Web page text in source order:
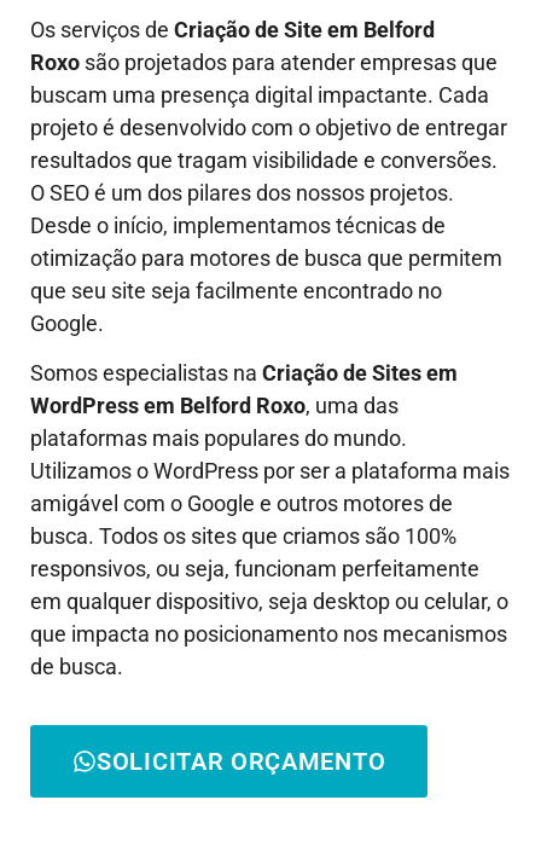
Os serviços de Criação de Site em Belford
Roxo são projetados para atender empresas que
buscam uma presença digital impactante. Cada
projeto é desenvolvido com o objetivo de entregar
resultados que tragam visibilidade e conversões.
O SEO é um dos pilares dos nossos projetos.
Desde o início, implementamos técnicas de
otimização para motores de busca que permitem
que seu site seja facilmente encontrado no
Google.
Somos especialistas na Criação de Sites em
WordPress em Belford Roxo, uma das
plataformas mais populares do mundo.
Utilizamos o WordPress por ser a plataforma mais
amigável com o Google e outros motores de
busca. Todos os sites que criamos são 100%
responsivos, ou seja, funcionam perfeitamente
em qualquer dispositivo, seja desktop ou celular, o
que impacta no posicionamento nos mecanismos
de busca.
SOLICITAR ORÇAMENTO